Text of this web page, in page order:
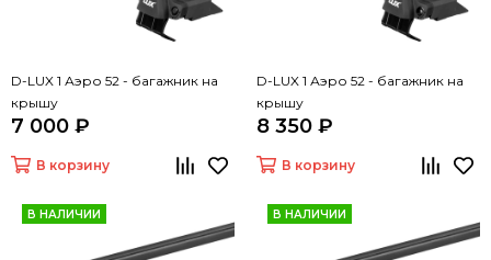
D-LUX 1 Аэро 52 - багажник на
крышу
7 000 ₽
В корзину
D-LUX 1 Аэро 52 - багажник на
крышу
8 350 ₽
В корзину
В НАЛИЧИИ В НАЛИЧИИ